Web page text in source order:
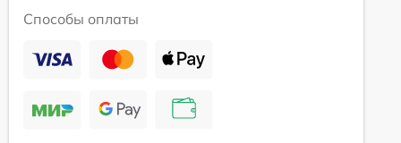
Способы оплаты